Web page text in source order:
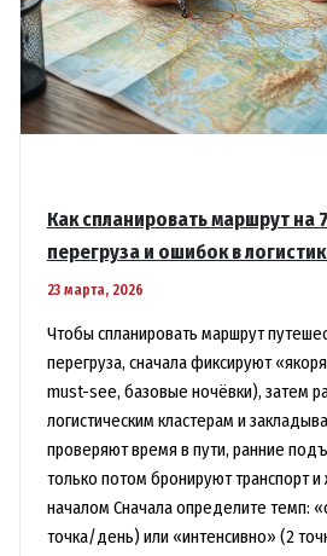
Как спланировать маршрут на
перегруза и ошибок в
23 марта, 2026
Чтобы спланировать маршрут
перегруза, сначала фиксируют
must-see, базовые ночёвки), затем
логистическим кластерам и
проверяют время в пути, ранние
только потом бронируют транспорт
началом Сначала определите темп:
точка/день) или «интенсивно» (2